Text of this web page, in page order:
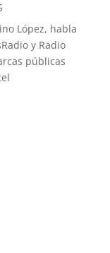
López, habla
y Radio
públicas